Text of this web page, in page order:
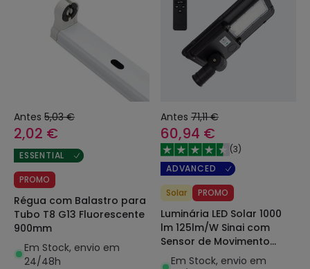
Antes 5,03 €
2,02 €
ESSENTIAL
PROMO
Régua com Balastro para
Tubo T8 G13 Fluorescente
900mm
Em Stock, envio em
24/48h
Antes 71,11 €
60,94 €
(3)
ADVANCED
Solar PROMO
Luminária LED Solar 1000
lm 125lm/W Sinai com
Sensor de Movimento
para Iluminação Pública
Em Stock, envio em